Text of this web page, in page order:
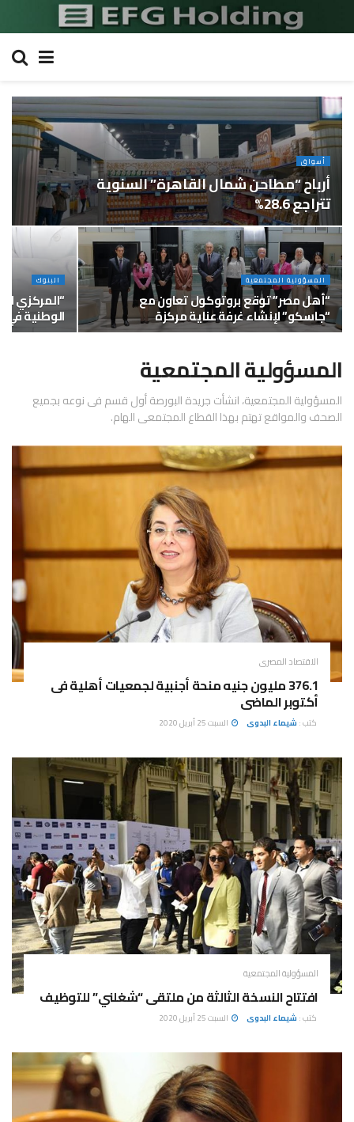
أسواق
أرباح “مطاحن شمال القاهرة” السنوية
تتراجع 28.6%
المسؤولية المجتمعية
“أهل مصر” توقع بروتوكول تعاون مع
“جاسكو” لإنشاء غرفة عناية مركزة
البنوك
“المركزي
الوطنية في
المسؤولية المجتمعية
المسؤولية المجتمعية، انشأت جريدة البورصة أول قسم فى نوعه بجميع
الصحف والمواقع تهتم بهذا القطاع المجتمعى الهام.
الاقتصاد المصرى
376.1 مليون جنيه منحة أجنبية لجمعيات أهلية فى
أكتوبر الماضى
كتب : شيماء البدوى السبت 25 أبريل 2020
المسؤولية المجتمعية
افتتاح النسخة الثالثة من ملتقى “شغلني” للتوظيف
كتب : شيماء البدوى السبت 25 أبريل 2020